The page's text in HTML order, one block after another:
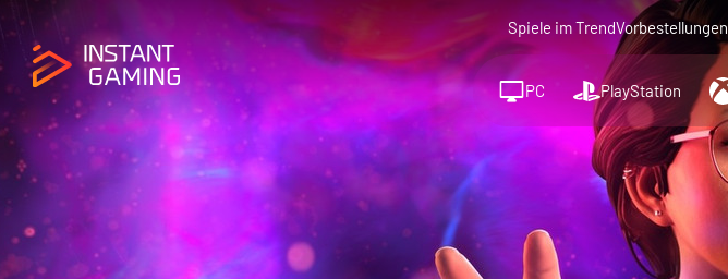
Spiele im TrendVorbestellungen
PC PlayStation